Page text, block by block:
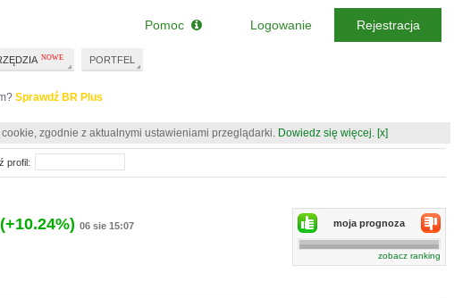
Sprawdź BR Plus
zgodnie z aktualnymi ustawieniami przeglądarki. Dowiedz się więcej. [x]
(+10.24%) 06 sie 15:07 moja prognoza
zobacz ranking
profil:
PORTFEL
Pomoc Logowanie Rejestracja